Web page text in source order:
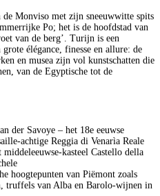
Monviso met zijn sneeuwwitte spits
Po; het is de hoofdstad van
van de berg’. Turijn is een
élégance, finesse en allure: de
en musea zijn vol kunstschatten die
van de Egyptische tot de
der Savoye – het 18e eeuwse
achtige Reggia di Venarìa Reale
kasteel Castello della
hoogtepunten van Piëmont zoals
truffels van Alba en Barolo-wijnen in